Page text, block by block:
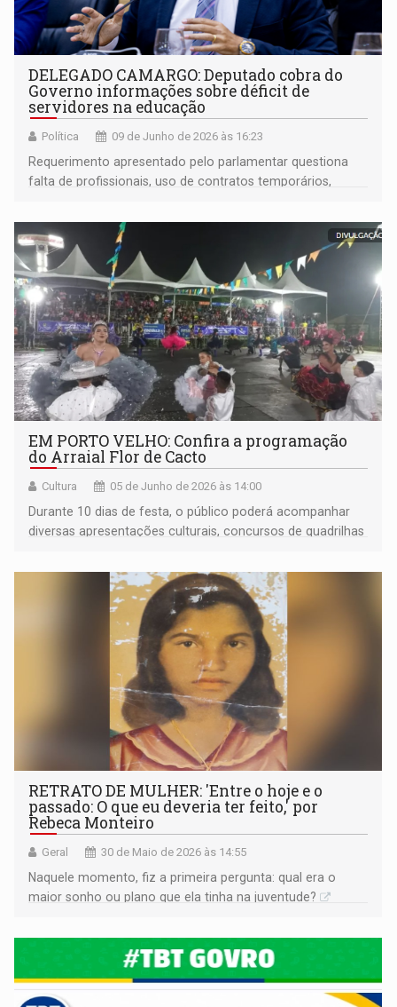
DELEGADO CAMARGO: Deputado cobra do
Governo informações sobre déficit de
servidores na educação
Política 09 de Junho de 2026 às 16:23
Requerimento apresentado pelo parlamentar questiona
falta de profissionais, uso de contratos temporários,
qualidade do ensino em Rondônia
EM PORTO VELHO: Confira a programação
do Arraial Flor de Cacto
Cultura 05 de Junho de 2026 às 14:00
Durante 10 dias de festa, o público poderá acompanhar
diversas apresentações culturais, concursos de quadrilhas
RETRATO DE MULHER: 'Entre o hoje e o
passado: O que eu deveria ter feito,' por
Rebeca Monteiro
Geral 30 de Maio de 2026 às 14:55
Naquele momento, fiz a primeira pergunta: qual era o
maior sonho ou plano que ela tinha na juventude?